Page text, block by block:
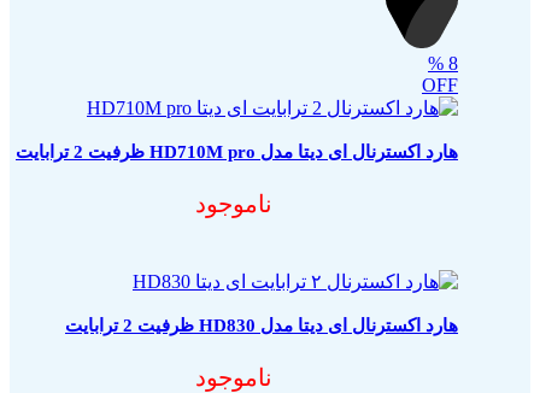
8
%
OFF
هارد اکسترنال ای دیتا مدل HD710M pro ظرفیت 2 ترابایت
ناموجود
هارد اکسترنال ای‌ دیتا مدل HD830 ظرفیت 2 ترابایت
ناموجود